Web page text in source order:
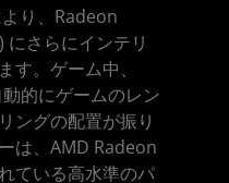
り、Radeon
さらにインテリ
す。ゲーム中、
的にゲームのレン
ングの配置が振り
は、AMD Radeon
ている高水準のパ